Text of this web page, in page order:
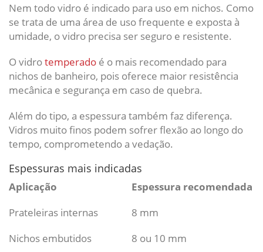
Nem todo vidro é indicado para uso em nichos. Como
se trata de uma área de uso frequente e exposta à
umidade, o vidro precisa ser seguro e resistente.
O vidrotemperado é o mais recomendado para
nichos de banheiro, pois oferece maior resistência
mecânica e segurança em caso de quebra.
Além do tipo, a espessura também faz diferença.
Vidros muito finos podem sofrer flexão ao longo do
tempo, comprometendo a vedação.
Espessuras mais indicadas
Aplicação
Espessura recomendada
Prateleiras internas
8 mm
Nichos embutidos
8 ou 10 mm